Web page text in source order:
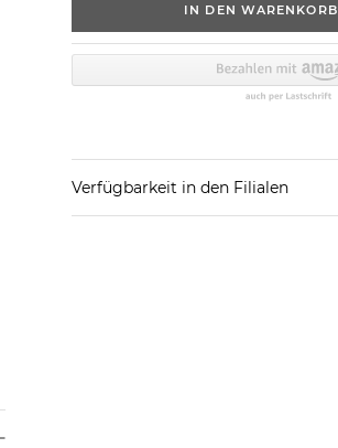
IN DEN WARENKORB
Verfügbarkeit in den Filialen